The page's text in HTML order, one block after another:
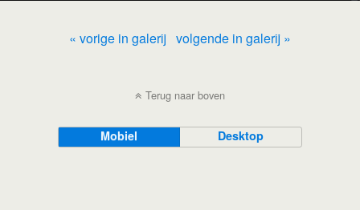
« vorige in galerij volgende in galerij »
Terug naar boven
Mobiel Desktop